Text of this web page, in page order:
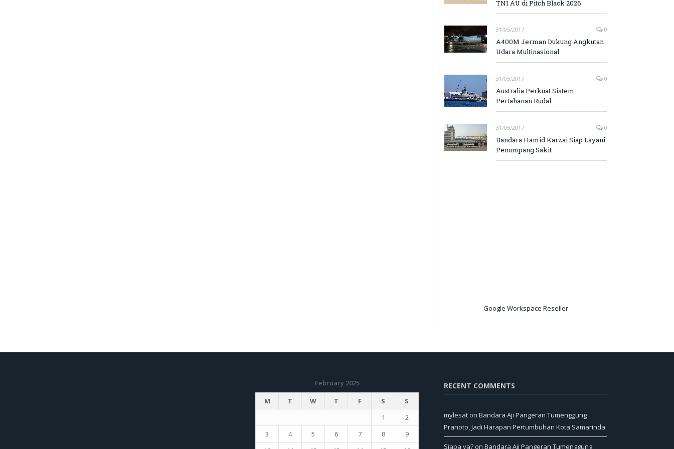
TNI AU di Pitch Black 2026
31/05/2017 0
A400M Jerman Dukung Angkutan
Udara Multinasional
31/05/2017 0
Australia Perkuat Sistem
Pertahanan Rudal
31/05/2017 0
Bandara Hamid Karzai Siap Layani
Penumpang Sakit
Google Workspace Reseller
February 2025
M
T W T F S
S
1
2
3
4 5 6 7 8
9
RECENT COMMENTS
mylesat on Bandara Aji Pangeran Tumenggung
Pranoto, Jadi Harapan Pertumbuhan Kota Samarinda
Siapa ya? on Bandara Aji Pangeran Tumenggung